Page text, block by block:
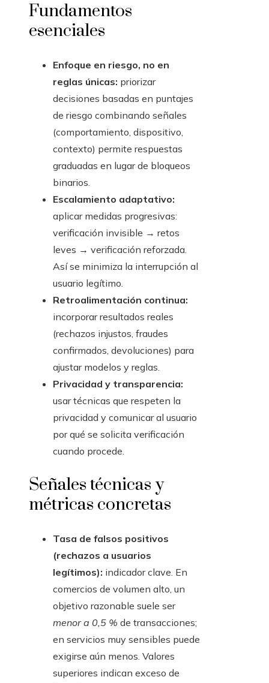
Fundamentos
esenciales
Enfoque en riesgo, no en
reglas únicas: priorizar
decisiones basadas en puntajes
de riesgo combinando señales
(comportamiento, dispositivo,
contexto) permite respuestas
graduadas en lugar de bloqueos
binarios.
Escalamiento adaptativo:
aplicar medidas progresivas:
verificación invisible → retos
leves → verificación reforzada.
Así se minimiza la interrupción al
usuario legítimo.
Retroalimentación continua:
incorporar resultados reales
(rechazos injustos, fraudes
confirmados, devoluciones) para
ajustar modelos y reglas.
Privacidad y transparencia:
usar técnicas que respeten la
privacidad y comunicar al usuario
por qué se solicita verificación
cuando procede.
Señales técnicas y
métricas concretas
Tasa de falsos positivos
(rechazos a usuarios
legítimos): indicador clave. En
comercios de volumen alto, un
objetivo razonable suele ser
menor a 0,5 % de transacciones;
en servicios muy sensibles puede
exigirse aún menos. Valores
superiores indican exceso de